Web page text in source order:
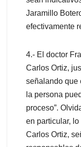
Jaramillo
efectivamente
4.- El doctor
Carlos Ortiz,
señalando que
la persona
proceso”.
en particular,
Carlos Ortiz,